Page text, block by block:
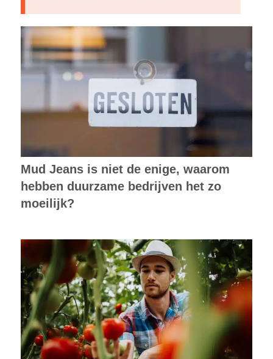
Mud Jeans is niet de enige, waarom
hebben duurzame bedrijven het zo
moeilijk?